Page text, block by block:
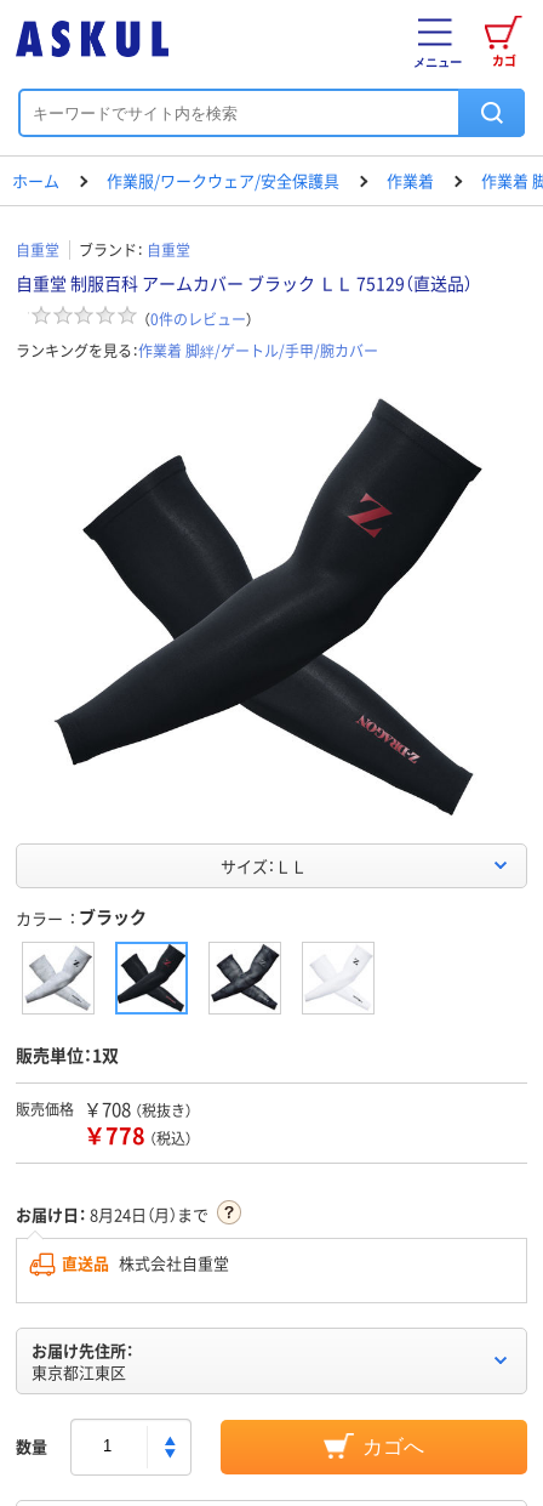
カゴ
メニュー
ホーム 作業服/ワークウェア/安全保護具 作業着 作業着
自重堂 ブランド： 自重堂
自重堂 制服百科 アームカバー ブラック ＬＬ 75129（直送品）
（0件のレビュー）
ランキングを見る：作業着 脚絆/ゲートル/手甲/腕カバー
サイズ：ＬＬ
カラー ブラック
販売単位：1双
販売価格 ￥708 （税抜き）
￥778 （税込）
お届け日： 8月24日（月）まで
直送品 株式会社自重堂
お届け先住所：
東京都江東区
数量 カゴへ